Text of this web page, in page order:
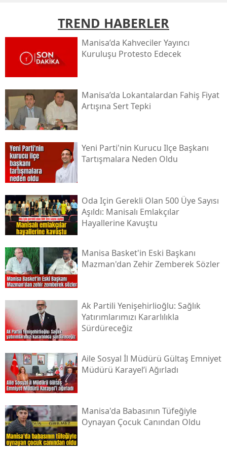
TREND HABERLER
Manisa’da Kahveciler Yayıncı
Kuruluşu Protesto Edecek
Manisa’da Lokantalardan Fahiş Fiyat
Artışına Sert Tepki
Yeni Parti'nin Kurucu Ilçe Başkanı
Tartışmalara Neden Oldu
Oda Için Gerekli Olan 500 Üye Sayısı
Aşıldı: Manisalı Emlakçılar
Hayallerine Kavuştu
Manisa Basket'in Eski Başkanı
Mazman'dan Zehir Zemberek Sözler
Ak Partili Yenişehirlioğlu: Sağlık
Yatırımlarımızı Kararlılıkla
Sürdüreceğiz
Aile Sosyal İl Müdürü Gültaş Emniyet
Müdürü Karayel’i Ağırladı
Manisa'da Babasının Tüfeğiyle
Oynayan Çocuk Canından Oldu